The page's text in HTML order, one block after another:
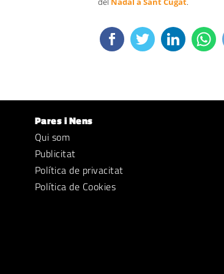
Pares i Nens
Qui som
Publicitat
Política de privacitat
Política de Cookies